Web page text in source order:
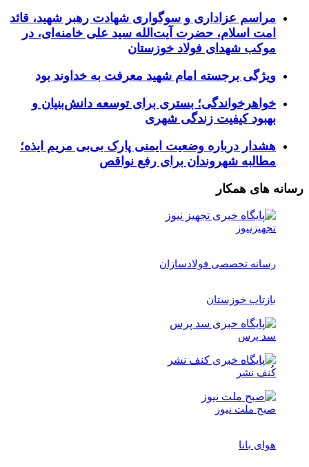
مراسم عزاداری و سوگواری شهادت رهبر شهید، قائد
امت اسلام، حضرت آیت‌الله سید علی خامنه‌ای، در
موکب شهدای فولاد خوزستان
ویژگی برجسته امام شهید معرفت به خداوند بود
خواهرخواندگی؛ بستری برای توسعه دانش‌بنیان و
بهبود کیفیت زندگی شهری
هشدار درباره وضعیت ایمنی پارک بی‌بی مریم ایذه؛
مطالبه شهروندان برای رفع نواقص
رسانه های همکار
تجهیزنیوز
رسانه تخصصی فولادسازان
بازتاب خوزستان
سد پرس
کُنف نشر
صبح ملت نیوز
هوای بانا